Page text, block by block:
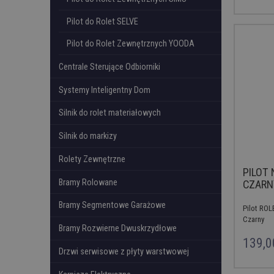
Pilot do Rolet SELVE
Pilot do Rolet Zewnętrznych YOODA
Centrale Sterujące Odbiorniki
Systemy Inteligentny Dom
Silnik do rolet materiałowych
Silnik do markizy
Rolety Zewnętrzne
Bramy Rolowane
Bramy Segmentowe Garażowe
Bramy Rozwierne Dwuskrzydłowe
Drzwi serwisowe z płyty warstwowej
PILOT
Pilot
Czarny